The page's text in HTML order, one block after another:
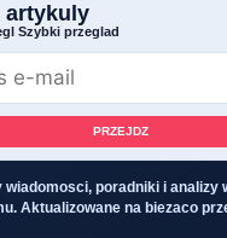
artykuly
Szybki przeglad
PRZEJDZ
wiadomosci, poradniki i analizy
Aktualizowane na biezaco